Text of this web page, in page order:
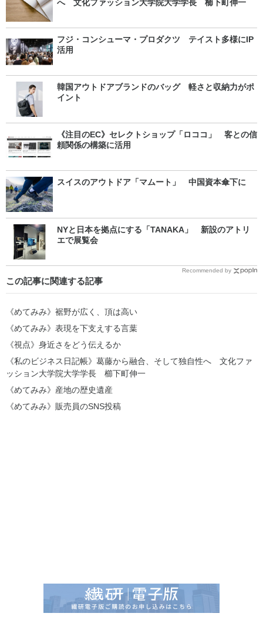
へ 文化ファッション大学院大学学長 櫛下町伸一
フジ・コンシューマ・プロダクツ テイスト多様にIP
活用
韓国アウトドアブランドのバッグ 軽さと収納力がポ
イント
《注目のEC》セレクトショップ「ロココ」 客との信
頼関係の構築に活用
スイスのアウトドア「マムート」 中国資本傘下に
NYと日本を拠点にする「TANAKA」 新設のアトリ
エで展覧会
Recommended by
この記事に関連する記事
《めてみみ》裾野が広く、頂は高い
《めてみみ》表現を下支えする言葉
《視点》身近さをどう伝えるか
《私のビジネス日記帳》葛藤から融合、そして独自性へ 文化ファ
ッション大学院大学学長 櫛下町伸一
《めてみみ》産地の歴史遺産
《めてみみ》販売員のSNS投稿